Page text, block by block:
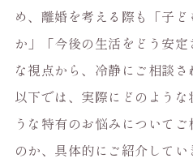
め、離婚を考える際も「子
か」「今後の生活をどう安
な視点から、冷静にご相談さ
以下では、実際にどのよう
うな特有のお悩みについて
のか、具体的にご紹介してい